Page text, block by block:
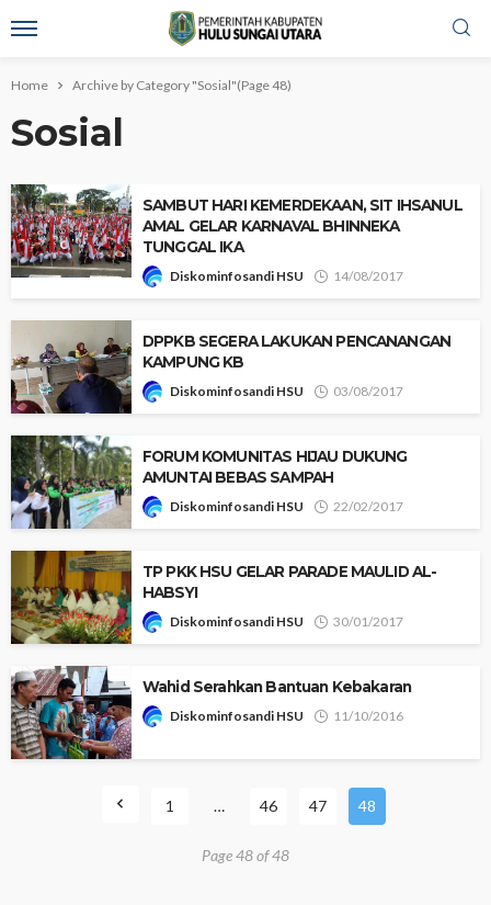
Home Archive by Category "Sosial"(Page 48)
Sosial
SAMBUT HARI KEMERDEKAAN, SIT IHSANUL
AMAL GELAR KARNAVAL BHINNEKA
TUNGGAL IKA
Diskominfosandi HSU 14/08/2017
DPPKB SEGERA LAKUKAN PENCANANGAN
KAMPUNG KB
Diskominfosandi HSU 03/08/2017
FORUM KOMUNITAS HIJAU DUKUNG
AMUNTAI BEBAS SAMPAH
Diskominfosandi HSU 22/02/2017
TP PKK HSU GELAR PARADE MAULID AL-
HABSYI
Diskominfosandi HSU 30/01/2017
Wahid Serahkan Bantuan Kebakaran
Diskominfosandi HSU 11/10/2016
1 … 46 47 48
Page 48 of 48